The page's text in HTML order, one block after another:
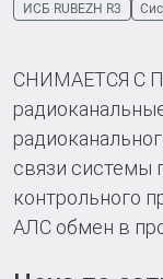
ИСБ RUBEZH R3
СНИМАЕТСЯ С
связи системы
контрольного
АЛС обмен в